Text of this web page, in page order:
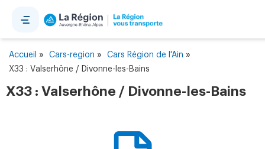
Accueil » Cars-region » Cars Région de l'Ain »
X33 : Valserhône / Divonne-les-Bains
X33 : Valserhône / Divonne-les-Bains